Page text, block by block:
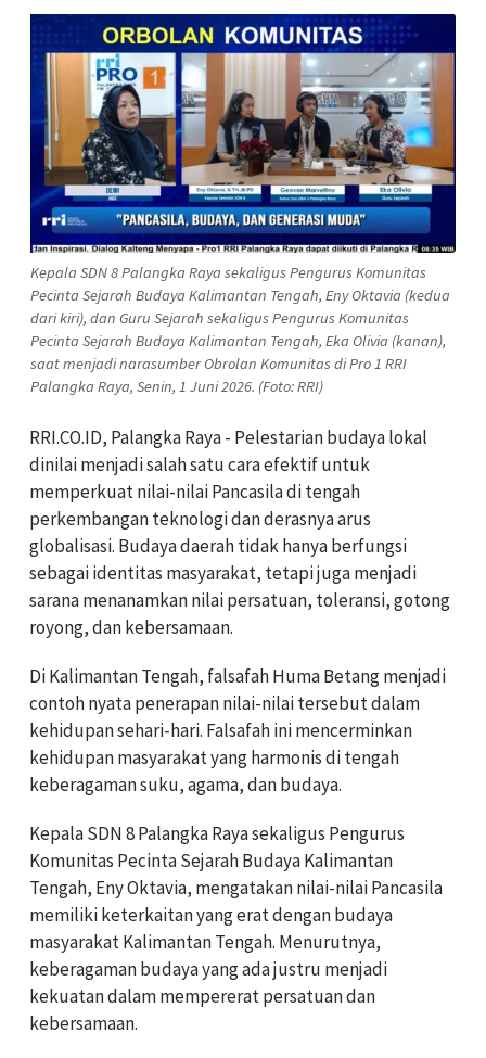
Kepala SDN 8 Palangka Raya sekaligus Pengurus Komunitas
Pecinta Sejarah Budaya Kalimantan Tengah, Eny Oktavia (kedua
dari kiri), dan Guru Sejarah sekaligus Pengurus Komunitas
Pecinta Sejarah Budaya Kalimantan Tengah, Eka Olivia (kanan),
saat menjadi narasumber Obrolan Komunitas di Pro 1 RRI
Palangka Raya, Senin, 1 Juni 2026. (Foto: RRI)
RRI.CO.ID, Palangka Raya - Pelestarian budaya lokal
dinilai menjadi salah satu cara efektif untuk
memperkuat nilai-nilai Pancasila di tengah
perkembangan teknologi dan derasnya arus
globalisasi. Budaya daerah tidak hanya berfungsi
sebagai identitas masyarakat, tetapi juga menjadi
sarana menanamkan nilai persatuan, toleransi, gotong
royong, dan kebersamaan.
Di Kalimantan Tengah, falsafah Huma Betang menjadi
contoh nyata penerapan nilai-nilai tersebut dalam
kehidupan sehari-hari. Falsafah ini mencerminkan
kehidupan masyarakat yang harmonis di tengah
keberagaman suku, agama, dan budaya.
Kepala SDN 8 Palangka Raya sekaligus Pengurus
Komunitas Pecinta Sejarah Budaya Kalimantan
Tengah, Eny Oktavia, mengatakan nilai-nilai Pancasila
memiliki keterkaitan yang erat dengan budaya
masyarakat Kalimantan Tengah. Menurutnya,
keberagaman budaya yang ada justru menjadi
kekuatan dalam mempererat persatuan dan
kebersamaan.